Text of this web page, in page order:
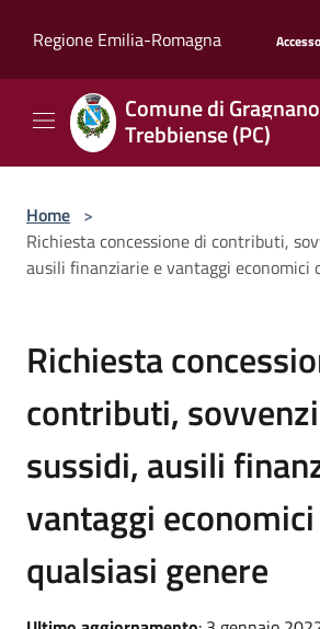
Regione Emilia-Romagna
Comune di Gragnano
Trebbiense (PC)
Home >
Richiesta concessione di contributi,
ausili finanziarie e vantaggi economici
Richiesta
contributi,
sussidi, ausili
vantaggi
qualsiasi genere